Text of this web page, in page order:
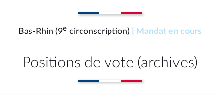
Bas-Rhin (9e circonscription) | Mandat en cours
Positions de vote (archives)